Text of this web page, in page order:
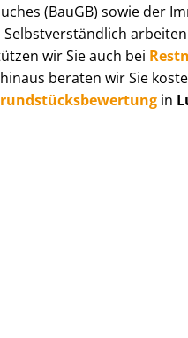
(BauGB) sowie der
wir Sie auch bei
beraten wir Sie
in